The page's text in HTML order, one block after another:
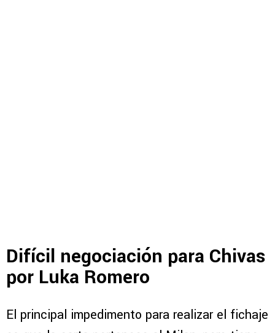
Difícil negociación para Chivas
por Luka Romero
El principal impedimento para realizar el fichaje